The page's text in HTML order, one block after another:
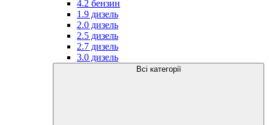
4.2 бензин
1.9 дизель
2.0 дизель
2.5 дизель
2.7 дизель
3.0 дизель
Всі категорії